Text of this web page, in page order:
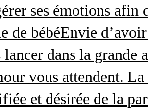
ses émotions
de bébéEnvie
lancer dans la grande
vous attendent.
et désirée de la